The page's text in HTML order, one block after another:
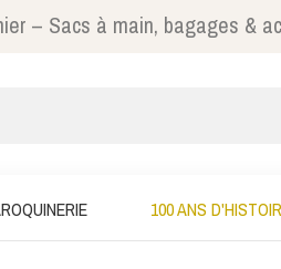
– Sacs à main, bagages &
100 ANS